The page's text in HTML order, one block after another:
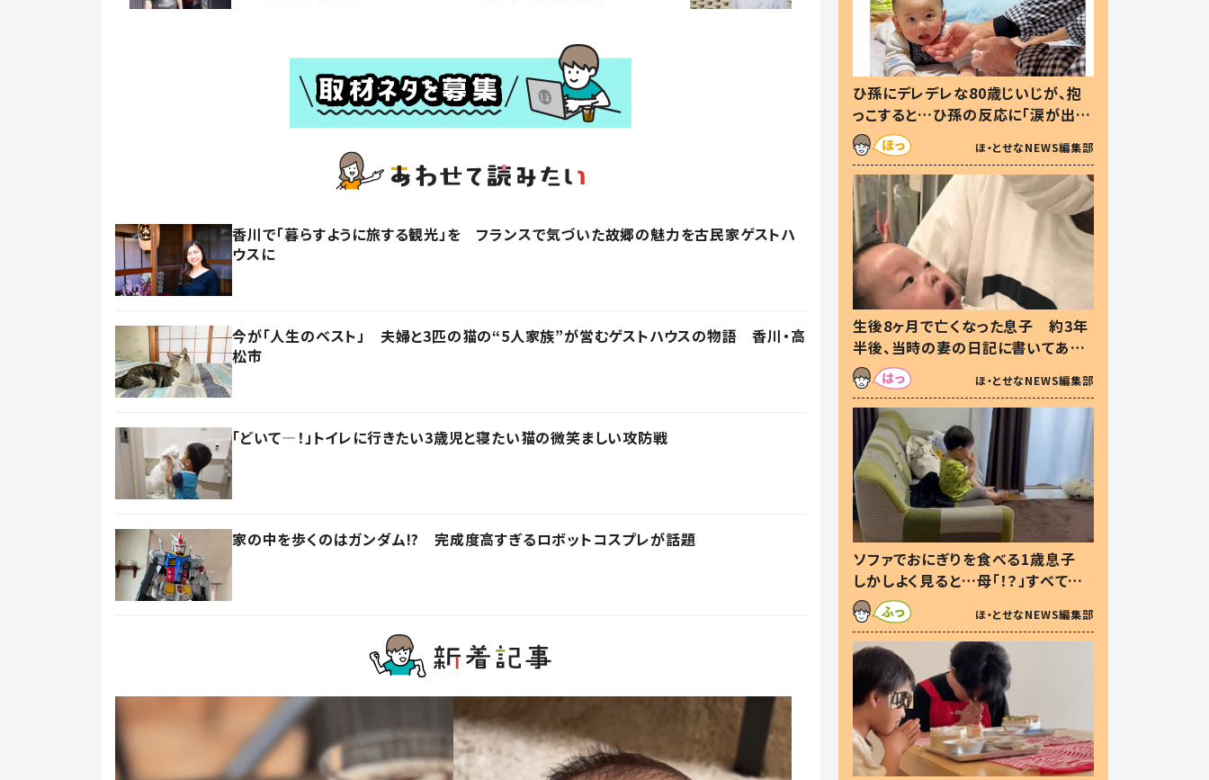
香川で「暮らすように旅する観光」を フランスで気づいた故郷の魅力を古民家ゲストハ
ウスに
今が「人生のベスト」 夫婦と3匹の猫の“5人家族”が営むゲストハウスの物語 香川・高
松市
「どいて―！」トイレに行きたい3歳児と寝たい猫の微笑ましい攻防戦
家の中を歩くのはガンダム!? 完成度高すぎるロボットコスプレが話題
ひ孫にデレデレな80歳じいじが、抱
っこすると…ひ孫の反応に「涙が出ま
した」「可愛くて仕方ない」
ほ・とせなNEWS編集部
生後8ヶ月で亡くなった息子 約3年
半後、当時の妻の日記に書いてあっ
た本音とは
ほ・とせなNEWS編集部
ソファでおにぎりを食べる1歳息子
しかしよく見ると…母「！？」すべてを
察した母の投稿に「可愛いから許
す！」「現行犯〜」
ほ・とせなNEWS編集部